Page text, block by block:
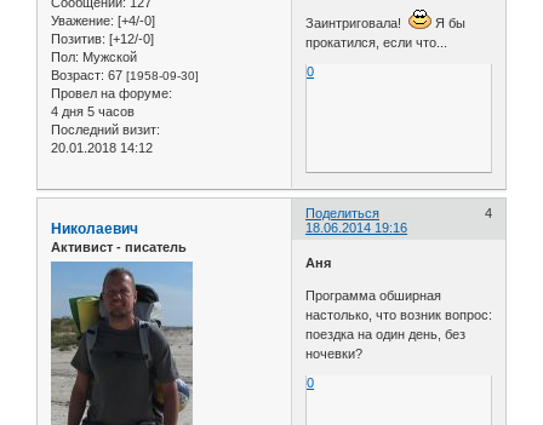
Уважение: [+4/-0]
Позитив: [+12/-0]
Пол: Мужской
Возраст: 67 [1958-09-30]
Провел на форуме:
4 дня 5 часов
Последний визит:
20.01.2018 14:12
Заинтриговала!
Я бы
прокатился, если что...
0
Поделиться
4
18.06.2014 19:16
Николаевич
Активист - писатель
Аня
Программа обширная
настолько, что возник вопрос:
поездка на один день, без
ночевки?
0